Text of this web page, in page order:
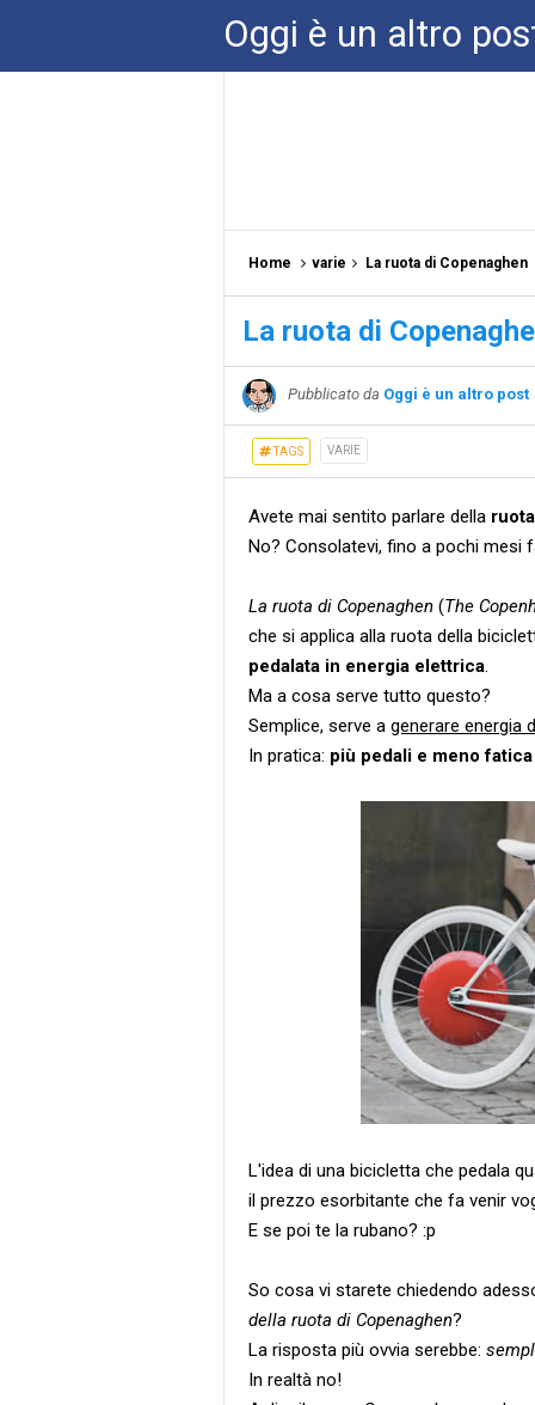
Oggi è un altro
Home varie La ruota di Copenaghen
La ruota di
Pubblicato da Oggi è un altro post
TAGS VARIE
Avete mai sentito parlare della
No? Consolatevi, fino a pochi mesi
La ruota di Copenaghen (The
che si applica alla ruota della
pedalata in energia elettrica.
Ma a cosa serve tutto questo?
Semplice, serve a generare energia
In pratica: più pedali e meno
L'idea di una bicicletta che pedala
il prezzo esorbitante che fa venir
E se poi te la rubano? :p
So cosa vi starete chiedendo
della ruota di Copenaghen?
La risposta più ovvia serebbe:
In realtà no!